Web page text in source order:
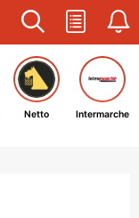
Netto Intermarche